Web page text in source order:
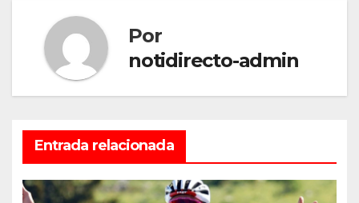
Por
notidirecto-admin
Entrada relacionada